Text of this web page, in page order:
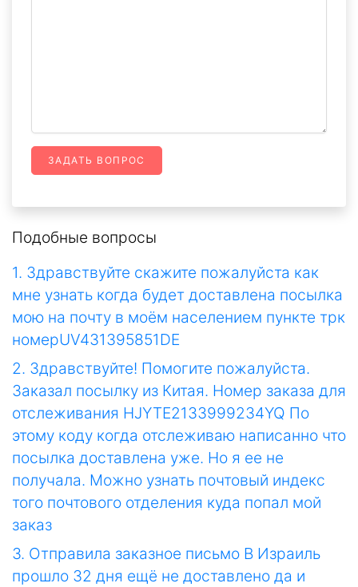
ЗАДАТЬ ВОПРОС
Подобные вопросы
1. Здравствуйте скажите пожалуйста как
мне узнать когда будет доставлена посылка
мою на почту в моём населением пункте трк
номерUV431395851DE
2. Здравствуйте! Помогите пожалуйста.
Заказал посылку из Китая. Номер заказа для
отслеживания HJYTE2133999234YQ По
этому коду когда отслеживаю написанно что
посылка доставлена уже. Но я ее не
получала. Можно узнать почтовый индекс
того почтового отделения куда попал мой
заказ
3. Отправила заказное письмо В Израиль
прошло 32 дня ещё не доставлено да и